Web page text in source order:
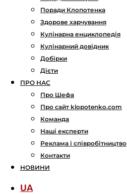
Поради Клопотенка
Здорове харчування
Кулінарна енциклопедія
Кулінарний довідник
Добірки
Дієти
ПРО НАС
Про Шефа
Про сайт klopotenko.com
Команда
Наші експерти
Реклама і співробітництво
Контакти
НОВИНИ
UA